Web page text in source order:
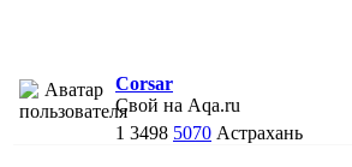
Corsar
Свой на Aqa.ru
1 3498 5070 Астрахань